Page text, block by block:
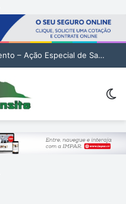
Tribunal da Relação de Barlavento – Ação Especial de Sandra Helena Monteiro Lima (2. pub)